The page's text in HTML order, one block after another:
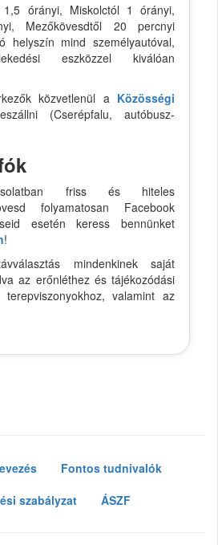
órányi, Miskolctól 1 órányi,
Mezőkövesdtől 20 percnyi
helyszín mind személyautóval,
eszközzel kiválóan
közvetlenül a Közösségi
(Cserépfalu, autóbusz-
friss és hiteles
folyamatosan Facebook
esetén keress bennünket
!
mindenkinek saját
az erőnléthez és tájékozódási
valamint az
Fontos tudnivalók
szabályzat
ÁSZF